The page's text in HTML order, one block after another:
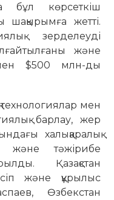
бұл көрсеткіш
жетті.
зерделеуді
және
$500 млн-ды
мен
барлау, жер
халықаралық
және тәжірибе
Қазақстан
және құрылыс
Өзбекстан